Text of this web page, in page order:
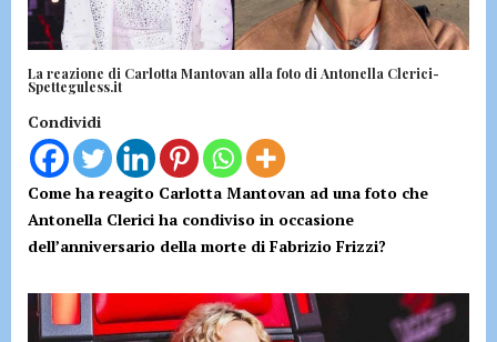
La reazione di Carlotta Mantovan alla foto di Antonella Clerici-
Spetteguless.it
Condividi
Come ha reagito Carlotta Mantovan ad una foto che
Antonella Clerici ha condiviso in occasione
dell’anniversario della morte di Fabrizio Frizzi?